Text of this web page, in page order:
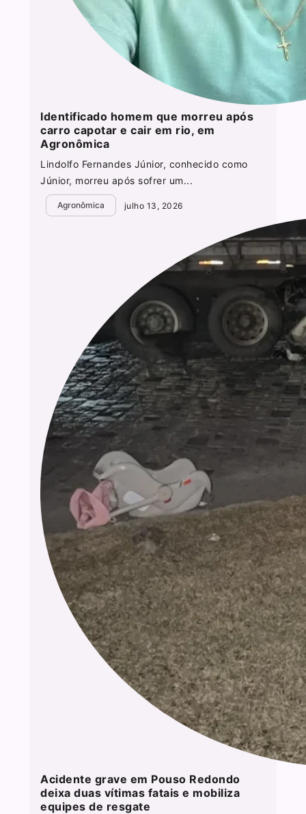
Identificado homem que morreu após
carro capotar e cair em rio, em
Agronômica
Lindolfo Fernandes Júnior, conhecido como
Júnior, morreu após sofrer um...
Agronômica julho 13, 2026
Acidente grave em Pouso Redondo
deixa duas vítimas fatais e mobiliza
equipes de resgate